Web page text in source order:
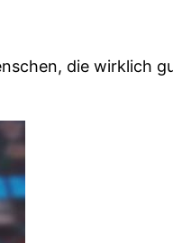
die wirklich